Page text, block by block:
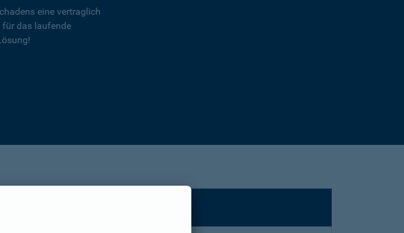
eine vertraglich
für das laufende